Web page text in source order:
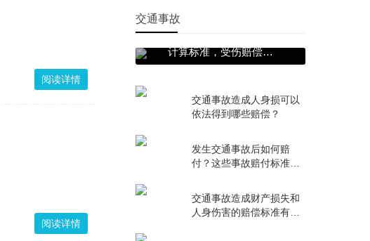
阅读详情
阅读详情
交通事故
最新最全交通事故赔偿
计算标准，受伤赔偿标
准及明细
交通事故造成人身损可以
依法得到哪些赔偿？
发生交通事故后如何赔
付？这些事故赔付标准你
交通事故造成财产损失和
人身伤害的赔偿标准有哪